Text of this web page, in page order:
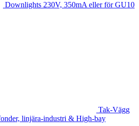
Downlights 230V, 350mA eller för GU10
Tak-Vägg
linjära-industri & High-bay